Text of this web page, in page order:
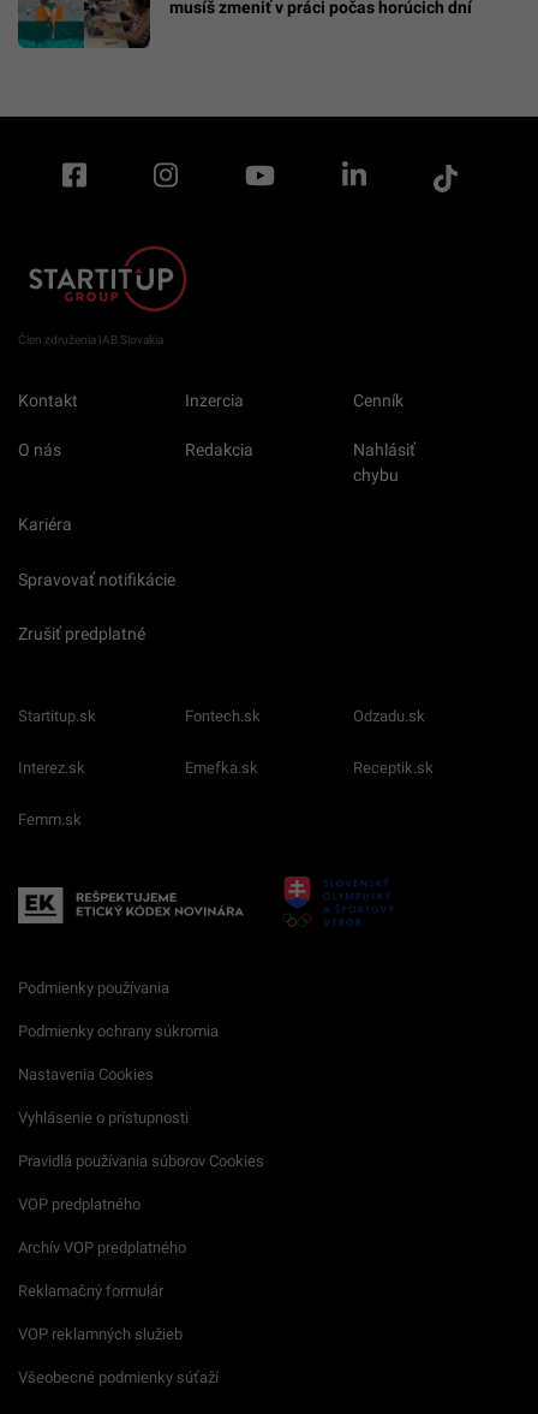
musíš zmeniť v práci počas horúcich dní
Člen združenia IAB Slovakia
Kontakt Inzercia Cenník
O nás Redakcia
Nahlásiť
chybu
Kariéra
Spravovať notifikácie
Zrušiť predplatné
Startitup.sk Fontech.sk Odzadu.sk
Interez.sk Emefka.sk Receptik.sk
Femm.sk
Podmienky používania
Podmienky ochrany súkromia
Nastavenia Cookies
Vyhlásenie o prístupnosti
Pravidlá používania súborov Cookies
VOP predplatného
Archív VOP predplatného
Reklamačný formulár
VOP reklamných služieb
Všeobecné podmienky súťaží